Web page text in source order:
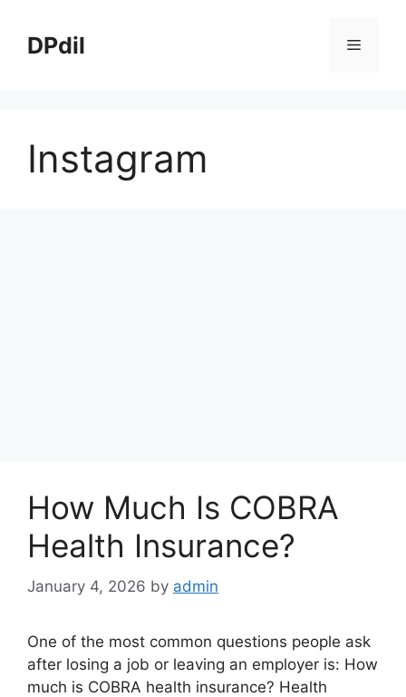
contentDPdil Menu
Instagram
How Much Is COBRA
Health Insurance?
January 4, 2026 by admin
One of the most common questions people ask
after losing a job or leaving an employer is: How
much is COBRA health insurance? Health